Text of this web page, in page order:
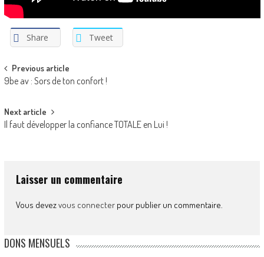
Share Tweet
Post
navigation
Previous article
9be av : Sors de ton confort !
Next article
Il faut développer la confiance TOTALE en Lui !
Laisser un commentaire
Vous devezvous connecterpour publier un commentaire.
DONS MENSUELS